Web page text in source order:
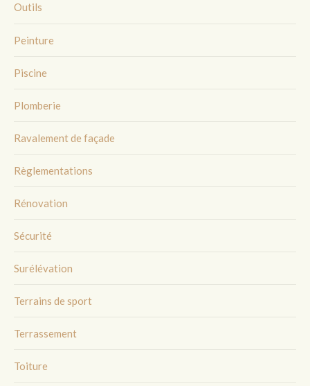
Outils
Peinture
Piscine
Plomberie
Ravalement de façade
Règlementations
Rénovation
Sécurité
Surélévation
Terrains de sport
Terrassement
Toiture